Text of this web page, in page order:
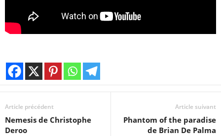
Article précédent
Nemesis de Christophe
Deroo
Article suivant
Phantom of the paradise
de Brian De Palma